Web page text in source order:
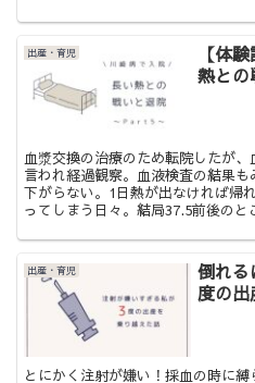
出産・育児
【体
熱との
血漿交換の治療のため転院したが
言われ経過観察。血液検査の結果
下がらない。1日熱が出なければ帰
ってしまう日々。結局37.5前後のと
出産・育児
倒れる
度の
とにかく注射が嫌い！採血の時に